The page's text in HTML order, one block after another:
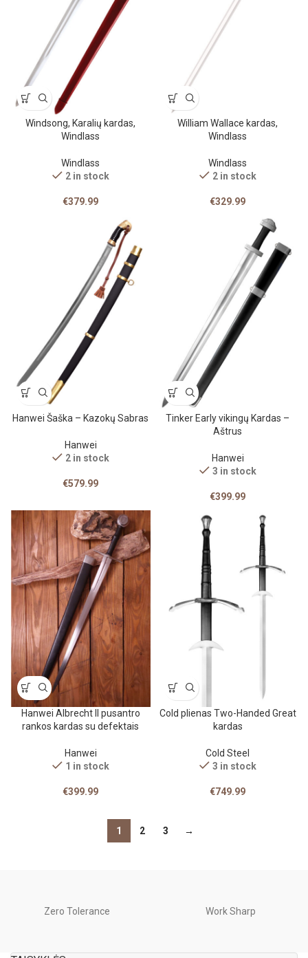
Windsong, Karalių kardas,
Windlass
Windlass
2 in stock
€379.99
William Wallace kardas,
Windlass
Windlass
2 in stock
€329.99
Hanwei Šaška – Kazokų Sabras
Hanwei
2 in stock
€579.99
Tinker Early vikingų Kardas –
Aštrus
Hanwei
3 in stock
€399.99
Hanwei Albrecht II pusantro
rankos kardas su defektais
Hanwei
1 in stock
€399.99
Cold plienas Two-Handed Great
kardas
Cold Steel
3 in stock
€749.99
1 2 3 →
Zero Tolerance Work Sharp